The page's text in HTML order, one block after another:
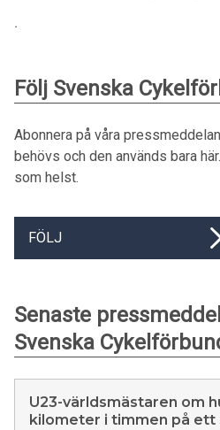
.
Följ Svenska
Abonnera på våra
behövs och den används bara
som helst.
FÖLJ
Senaste
Svenska
U23-världsmästaren om
kilometer i timmen på ett